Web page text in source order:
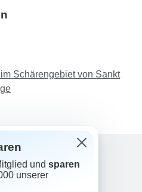
Schärengebiet von Sankt
und sparen
unserer